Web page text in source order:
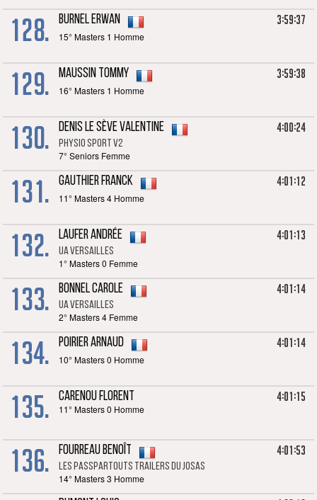
128. BURNEL Erwan
15° Masters 1 Homme
3:59:37
129. MAUSSIN Tommy
16° Masters 1 Homme
3:59:38
130. DENIS LE SÈVE Valentine
Physio Sport V2
7° Seniors Femme
4:00:24
131. GAUTHIER Franck
11° Masters 4 Homme
4:01:12
132. LAUFER Andrée
UA Versailles
1° Masters 0 Femme
4:01:13
133. BONNEL Carole
UA Versailles
2° Masters 4 Femme
4:01:14
134. POIRIER Arnaud
10° Masters 0 Homme
4:01:14
135. CARENOU Florent
11° Masters 0 Homme
4:01:15
136. FOURREAU Benoît
Les passpartouts trailers du Josas
14° Masters 3 Homme
4:01:53